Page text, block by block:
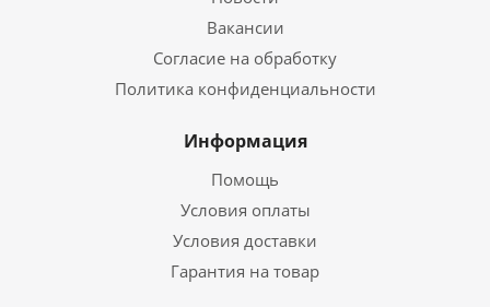
Вакансии
Согласие на обработку
Политика конфиденциальности
Информация
Помощь
Условия оплаты
Условия доставки
Гарантия на товар